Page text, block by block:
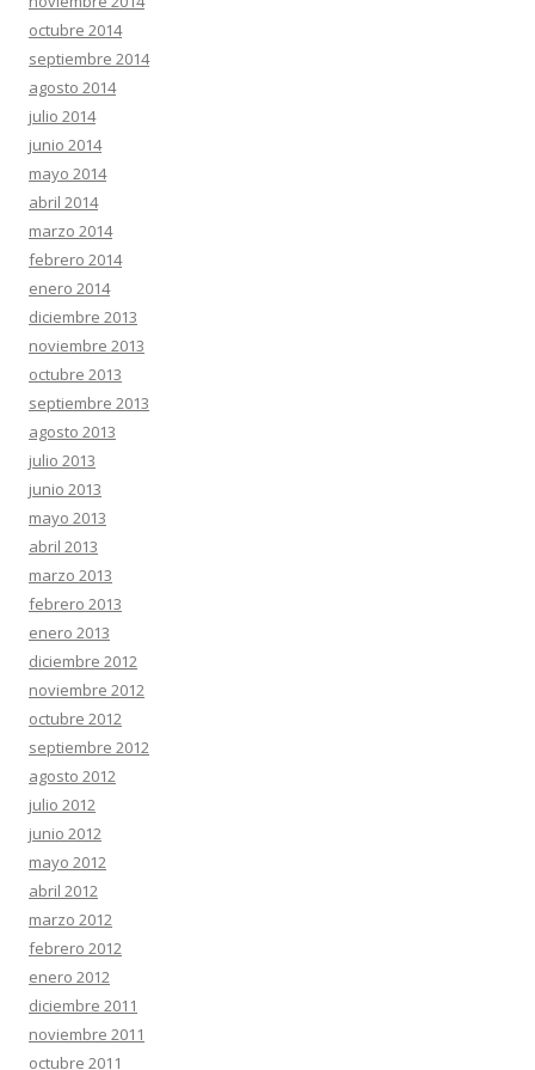
octubre 2014
septiembre 2014
agosto 2014
julio 2014
junio 2014
mayo 2014
abril 2014
marzo 2014
febrero 2014
enero 2014
diciembre 2013
noviembre 2013
octubre 2013
septiembre 2013
agosto 2013
julio 2013
junio 2013
mayo 2013
abril 2013
marzo 2013
febrero 2013
enero 2013
diciembre 2012
noviembre 2012
octubre 2012
septiembre 2012
agosto 2012
julio 2012
junio 2012
mayo 2012
abril 2012
marzo 2012
febrero 2012
enero 2012
diciembre 2011
noviembre 2011
octubre 2011